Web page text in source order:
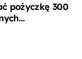
pożyczkę 300